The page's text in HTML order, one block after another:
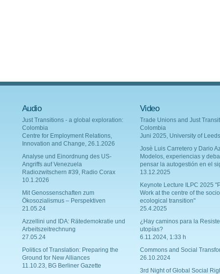
Audio
Just Transitions - a global exploration:
Colombia
Centre for Employment Relations,
Innovation and Change, 26.1.2026
Analyse und Einordnung des US-
Angriffs auf Venezuela
Radiozwitschern #39, Radio Corax
10.1.2026
Mit Genossenschaften zum
Ökosozialismus – Perspektiven
21.05.24
Azzellini und IDA: Rätedemokratie und
Arbeitszeitrechnung
27.05.24
Politics of Translation: Preparing the
Ground for New Alliances
11.10.23, BG Berliner Gazette
Video
Trade Unions and Just
Colombia
Juni 2025, University of Leeds
Josè Luis Carretero y Dario
Modelos, experiencias y
pensar la autogestión en el
13.12.2025
Keynote Lecture ILPC 2025
Work at the centre of the
ecological transition"
25.4.2025
¿Hay caminos para la
utopías?
6.11.2024, 1:33 h
Commons and Social
26.10.2024
3rd Night of Global Social